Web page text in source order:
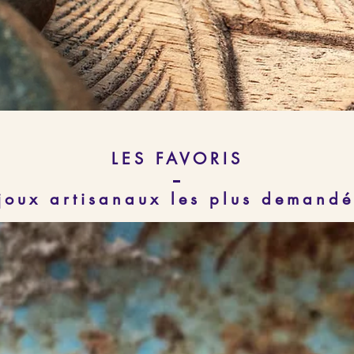
LES FAVORIS
artisanaux les plus